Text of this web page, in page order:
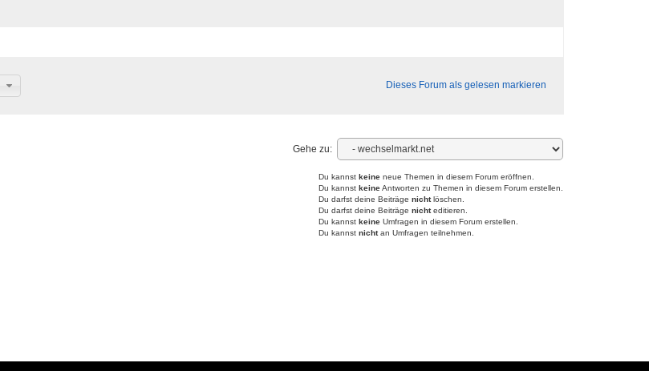
Dieses Forum als gelesen markieren
Gehe zu:
Du kannst keine neue Themen in diesem Forum eröffnen.
Du kannst keineAntworten zu Themen in diesem Forum erstellen.
Du darfst deine Beiträge nichtlöschen.
Du darfst deine Beiträge nichteditieren.
Du kannst keine Umfragen in diesem Forum erstellen.
Du kannst nichtan Umfragen teilnehmen.